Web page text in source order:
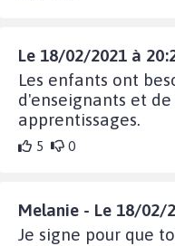
Le 18/02/2021 à
Les enfants ont
d'enseignants et
apprentissages.
5 0
Melanie - Le 18/02/
Je signe pour que